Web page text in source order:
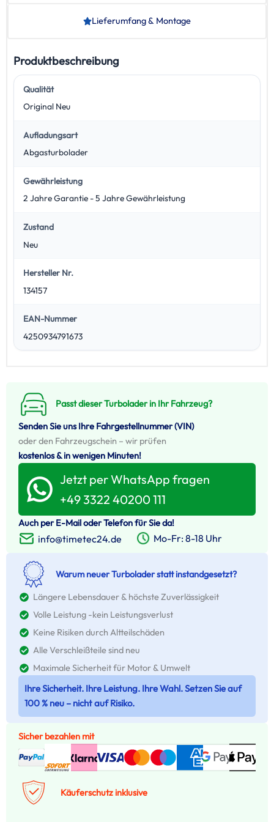
Lieferumfang & Montage
Produktbeschreibung
Qualität
Original Neu
Aufladungsart
Abgasturbolader
Gewährleistung
2 Jahre Garantie - 5 Jahre Gewährleistung
Zustand
Neu
Hersteller Nr.
134157
EAN-Nummer
4250934791673
Passt dieser Turbolader in Ihr Fahrzeug?
Senden Sie uns Ihre Fahrgestellnummer (VIN)
oder den Fahrzeugschein – wir prüfen
kostenlos & in wenigen Minuten!
Jetzt per WhatsApp fragen
+49 3322 40200 111
Auch per E-Mail oder Telefon für Sie da!
info@timetec24.de Mo-Fr: 8-18 Uhr
Warum neuer Turbolader statt instandgesetzt?
Längere Lebensdauer & höchste Zuverlässigkeit
Volle Leistung -kein Leistungsverlust
Keine Risiken durch Altteilschäden
Alle Verschleißteile sind neu
Maximale Sicherheit für Motor & Umwelt
Ihre Sicherheit. Ihre Leistung. Ihre Wahl. Setzen Sie auf
100 % neu – nicht auf Risiko.
Sicher bezahlen mit
Käuferschutz inklusive